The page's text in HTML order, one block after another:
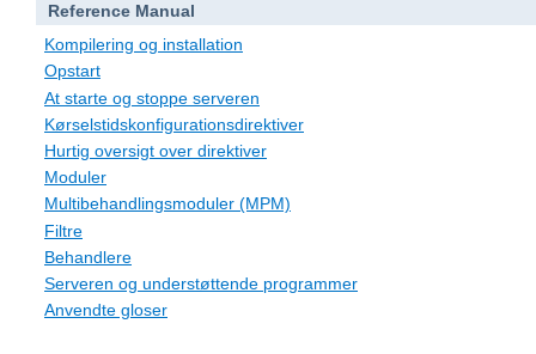
Reference Manual
Kompilering og installation
Opstart
At starte og stoppe serveren
Kørselstidskonfigurationsdirektiver
Hurtig oversigt over direktiver
Moduler
Multibehandlingsmoduler (MPM)
Filtre
Behandlere
Serveren og understøttende programmer
Anvendte gloser